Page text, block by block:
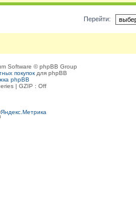
Перейти:
Software © phpBB Group
покупок для phpBB
phpBB
| GZIP : Off